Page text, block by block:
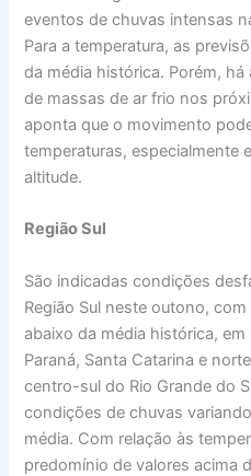
eventos de chuvas intensas
Para a temperatura, as
da média histórica. Porém,
de massas de ar frio nos
aponta que o movimento
temperaturas, especialmente
altitude.
Região Sul
São indicadas condições
Região Sul neste outono,
abaixo da média histórica,
Paraná, Santa Catarina e
centro-sul do Rio Grande do
condições de chuvas
média. Com relação às
predomínio de valores acima